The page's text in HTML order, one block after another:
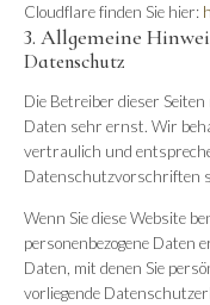
Cloudflare finden Sie hier:
3. Allgemeine
Datenschutz
Die Betreiber dieser
Daten sehr ernst. Wir
vertraulich und
Datenschutzvorschriften
Wenn Sie diese Website
personenbezogene Daten
Daten, mit denen Sie
vorliegende